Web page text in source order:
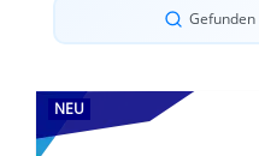
Gefunden
NEU